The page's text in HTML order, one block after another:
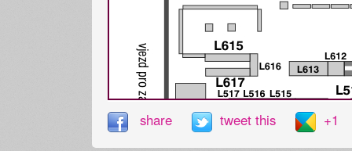
share tweet this +1